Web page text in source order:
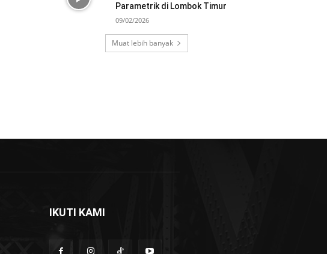
Parametrik di Lombok Timur
09/02/2026
Muat lebih banyak
IKUTI KAMI